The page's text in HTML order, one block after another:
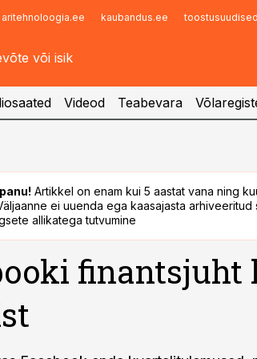
aritehnoloogia.ee kaubandus.ee
Infopank
Videod Teabevara
Artikkel on enam kui 5 aastat vana ning
ei uuenda ega kaasajasta arhiveeritud
allikatega tutvumine
finantsjuht